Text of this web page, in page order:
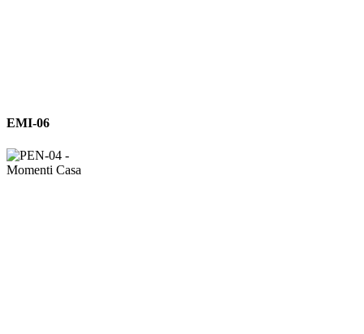
EMI-
EMI-06